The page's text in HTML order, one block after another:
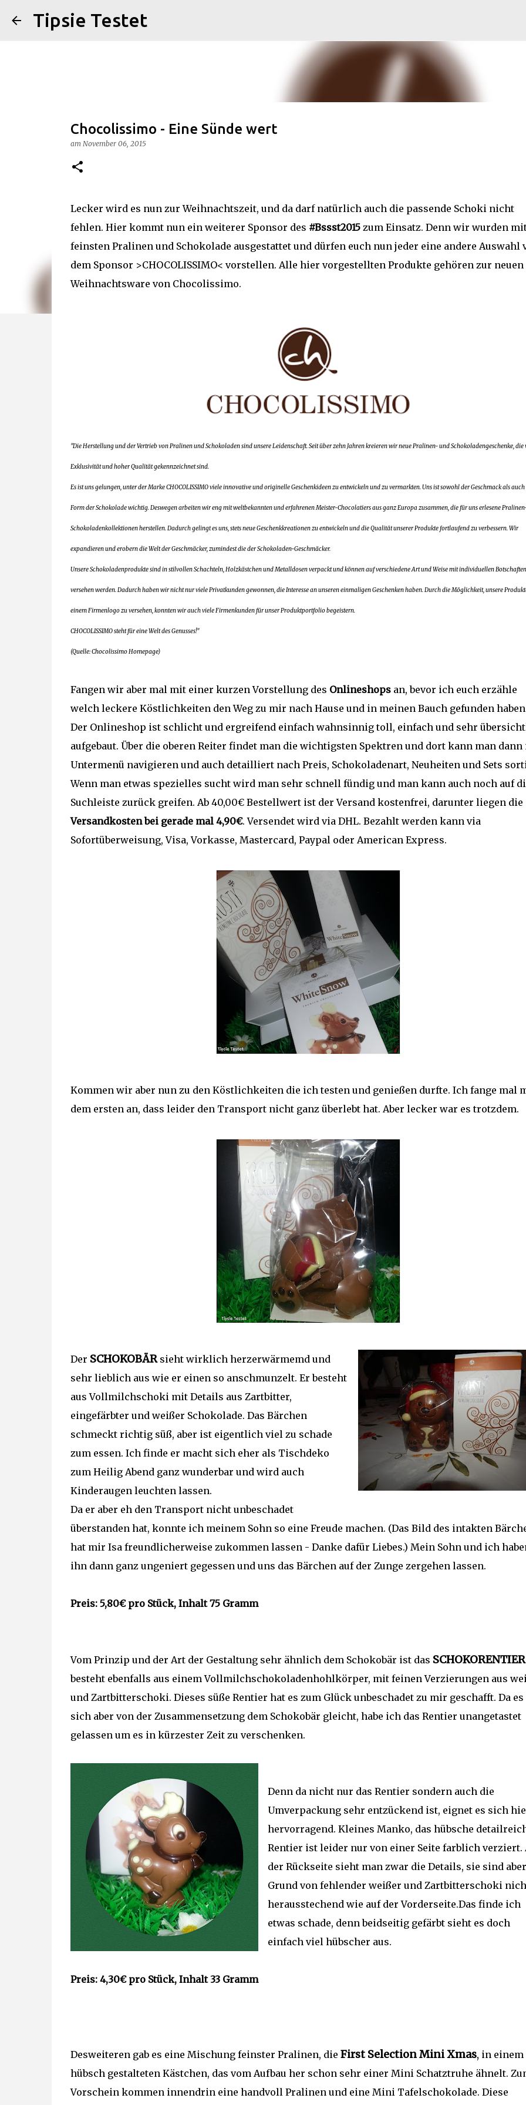
Tipsie Testet
Chocolissimo - Eine Sünde wert
am November 06, 2015
Lecker wird es nun zur Weihnachtszeit, und da darf natürlich auch die passende Schoki nicht
fehlen. Hier kommt nun ein weiterer Sponsor des #Bssst2015zum Einsatz. Denn wir wurden
feinsten Pralinen und Schokolade ausgestattet und dürfen euch nun jeder eine andere Auswahl
dem Sponsor >CHOCOLISSIMO< vorstellen. Alle hier vorgestellten Produkte gehören zur neuen
Weihnachtsware von Chocolissimo.
"Die Herstellung und der Vertrieb von Pralinen und Schokoladen sind unsere Leidenschaft. Seit über zehn Jahren kreieren wir neue Pralinen- und Schokoladengeschenke, die
Exklusivität und hoher Qualität gekennzeichnet sind.
Es ist uns gelungen, unter der Marke CHOCOLISSIMO viele innovative und originelle Geschenkideen zu entwickeln und zu vermarkten. Uns ist sowohl der Geschmack als auch
Form der Schokolade wichtig. Deswegen arbeiten wir eng mit weltbekannten und erfahrenen Meister-Chocolatiers aus ganz Europa zusammen, die für uns erlesene
Schokoladenkollektionen herstellen. Dadurch gelingt es uns, stets neue Geschenkkreationen zu entwickeln und die Qualität unserer Produkte fortlaufend zu verbessern. Wir
expandieren und erobern die Welt der Geschmäcker, zumindest die der Schokoladen-Geschmäcker.
Unsere Schokoladenprodukte sind in stilvollen Schachteln, Holzkästchen und Metalldosen verpackt und können auf verschiedene Art und Weise mit individuellen Botschaften
versehen werden. Dadurch haben wir nicht nur viele Privatkunden gewonnen, die Interesse an unseren einmaligen Geschenken haben. Durch die Möglichkeit, unsere
einem Firmenlogo zu versehen, konnten wir auch viele Firmenkunden für unser Produktportfolio begeistern.
CHOCOLISSIMO steht für eine Welt des Genusses!"
(Quelle: Chocolissimo Homepage)
Fangen wir aber mal mit einer kurzen Vorstellung des Onlineshopsan, bevor ich euch erzähle
welch leckere Köstlichkeiten den Weg zu mir nach Hause und in meinen Bauch gefunden
Der Onlineshop ist schlicht und ergreifend einfach wahnsinnig toll, einfach und sehr
aufgebaut. Über die oberen Reiter findet man die wichtigsten Spektren und dort kann man dann
Untermenü navigieren und auch detailliert nach Preis, Schokoladenart, Neuheiten und Sets
Wenn man etwas spezielles sucht wird man sehr schnell fündig und man kann auch noch auf
Suchleiste zurück greifen. Ab 40,00€ Bestellwert ist der Versand kostenfrei, darunter liegen die
Versandkosten bei gerade mal 4,90€. Versendet wird via DHL. Bezahlt werden kann via
Sofortüberweisung, Visa, Vorkasse, Mastercard, Paypal oder American Express.
Kommen wir aber nun zu den Köstlichkeiten die ich testen und genießen durfte. Ich fange mal
dem ersten an, dass leider den Transport nicht ganz überlebt hat. Aber lecker war es trotzdem.
Der SCHOKOBÄRsieht wirklich herzerwärmemd und
sehr lieblich aus wie er einen so anschmunzelt. Er besteht
aus Vollmilchschoki mit Details aus Zartbitter,
eingefärbter und weißer Schokolade. Das Bärchen
schmeckt richtig süß, aber ist eigentlich viel zu schade
zum essen. Ich finde er macht sich eher als Tischdeko
zum Heilig Abend ganz wunderbar und wird auch
Kinderaugen leuchten lassen.
Da er aber eh den Transport nicht unbeschadet
überstanden hat, konnte ich meinem Sohn so eine Freude machen. (Das Bild des intakten
hat mir Isa freundlicherweise zukommen lassen - Danke dafür Liebes.) Mein Sohn und ich
ihn dann ganz ungeniert gegessen und uns das Bärchen auf der Zunge zergehen lassen.
Preis: 5,80€ pro Stück, Inhalt 75 Gramm
Vom Prinzip und der Art der Gestaltung sehr ähnlich dem Schokobär ist das SCHOKORENTIER
besteht ebenfalls aus einem Vollmilchschokoladenhohlkörper, mit feinen Verzierungen aus
und Zartbitterschoki. Dieses süße Rentier hat es zum Glück unbeschadet zu mir geschafft. Da es
sich aber von der Zusammensetzung dem Schokobär gleicht, habe ich das Rentier unangetastet
gelassen um es in kürzester Zeit zu verschenken.
Denn da nicht nur das Rentier sondern auch die
Umverpackung sehr entzückend ist, eignet es sich
hervorragend. Kleines Manko, das hübsche
Rentier ist leider nur von einer Seite farblich verziert.
der Rückseite sieht man zwar die Details, sie sind
Grund von fehlender weißer und Zartbitterschoki
herausstechend wie auf der Vorderseite.Das finde ich
etwas schade, denn beidseitig gefärbt sieht es doch
einfach viel hübscher aus.
Preis: 4,30€ pro Stück, Inhalt 33 Gramm
Desweiteren gab es eine Mischung feinster Pralinen, die First Selection Mini Xmas, in einem
hübsch gestalteten Kästchen, das vom Aufbau her schon sehr einer Mini Schatztruhe ähnelt.
Vorschein kommen innendrin eine handvoll Pralinen und eine Mini Tafelschokolade. Diese